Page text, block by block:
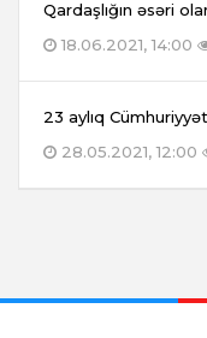
Qardaşlığın əsəri
18.06.2021, 14:00
23 aylıq
28.05.2021, 12:00